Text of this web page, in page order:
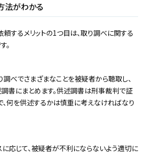
法がわかる
するメリットの1つ目は、取り調べに関する
。
べでさまざまなことを被疑者から聴取し、
書にまとめます。供述調書は刑事裁判で証
何を供述するかは慎重に考えなければなり
応じて、被疑者が不利にならないよう適切に